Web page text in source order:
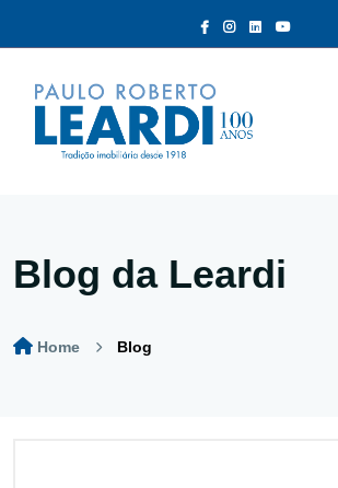
Blog da Leardi
Home Blog